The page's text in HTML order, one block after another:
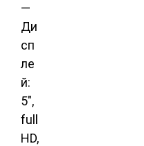
—
Ди
сп
ле
й:
5″,
full
HD,